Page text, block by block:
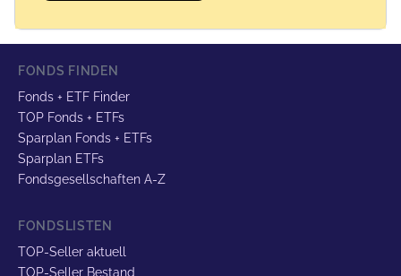
FONDS FINDEN
Fonds + ETF Finder
TOP Fonds + ETFs
Sparplan Fonds + ETFs
Sparplan ETFs
Fondsgesellschaften A-Z
FONDSLISTEN
TOP-Seller aktuell
TOP-Seller Bestand